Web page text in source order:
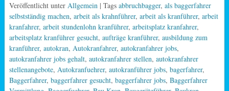
Veröffentlicht unter Allgemein | Tags abbruchbagger, als baggerfahrer
selbstständig machen, arbeit als krahnführer, arbeit als kranführer, arbeit
kranfahrer, arbeit stundenlohn kranführer, arbeitsplatz kranfahrer,
arbeitsplatz kranführer gesucht, aufträge kranführer, ausbildung zum
kranführer, autokran, Autokranfahrer, autokranfahrer jobs,
autokranfahrer jobs gehalt, autokranfahrer stellen, autokranfahrer
stellenangebote, Autokranfuehrer, autokranführer jobs, bagerfahrer,
Baggerfahrer, baggerfahrer gesucht, baggerfahrer jobs, Baggerfahrer